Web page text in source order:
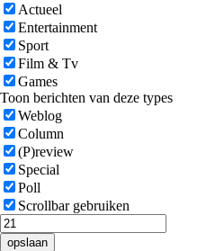
Actueel
Entertainment
Sport
Film & Tv
Games
Toon berichten van deze types
Weblog
Column
(P)review
Special
Poll
Scrollbar gebruiken
opslaan